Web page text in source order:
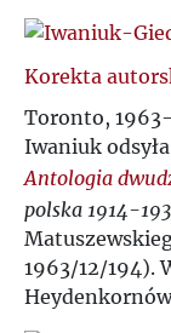
Korekta
Toronto, 1963-
Iwaniuk
Antologia
polska 1914-
1963/12/194).